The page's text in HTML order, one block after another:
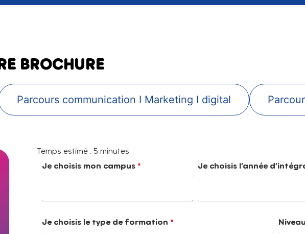
BROCHURE
Parcours communication I Marketing I digital
Temps estimé : 5 minutes
Je choisis mon campus * Je choisis l’année
Je choisis le type de formation *